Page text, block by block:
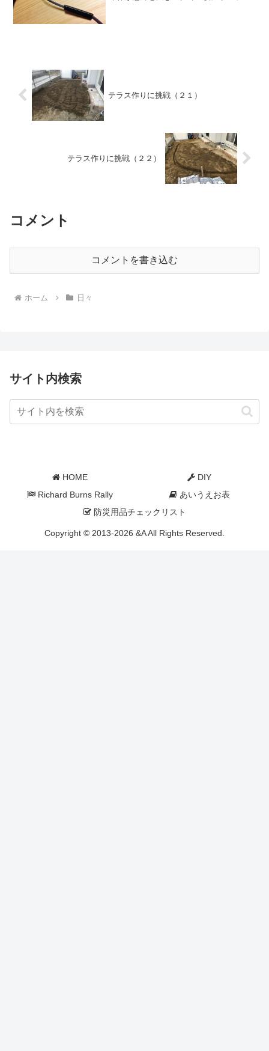
テラス作りに挑戦（２１）
テラス作りに挑戦（２２）
コメント
コメントを書き込む
ホーム 日々
サイト内検索
HOME
DIY
Richard Burns Rally
あいうえお表
防災用品チェックリスト
Copyright © 2013-2026 &A All Rights Reserved.